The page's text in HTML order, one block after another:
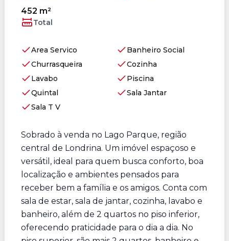
452 m²
Total
Area Servico
Banheiro Social
Churrasqueira
Cozinha
Lavabo
Piscina
Quintal
Sala Jantar
Sala T V
Sobrado à venda no Lago Parque, região
central de Londrina. Um imóvel espaçoso e
versátil, ideal para quem busca conforto, boa
localização e ambientes pensados para
receber bem a família e os amigos. Conta com
sala de estar, sala de jantar, cozinha, lavabo e
banheiro, além de 2 quartos no piso inferior,
oferecendo praticidade para o dia a dia. No